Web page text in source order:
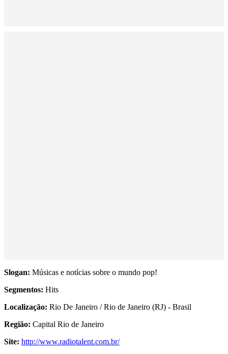
Slogan: Músicas e notícias sobre o mundo pop!
Segmentos: Hits
Localização: Rio De Janeiro / Rio de Janeiro (RJ) - Brasil
Região: Capital Rio de Janeiro
Site: http://www.radiotalent.com.br/